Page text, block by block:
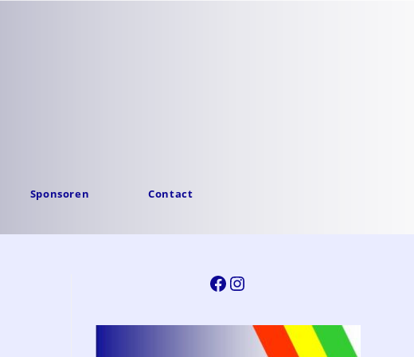
Sponsoren Contact
FacebookInstagram